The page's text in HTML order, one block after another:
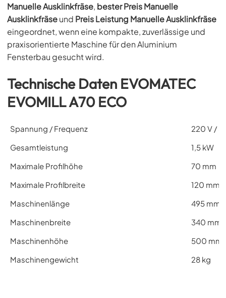
Manuelle Ausklinkfräse, bester Preis Manuelle
Ausklinkfräseund Preis Leistung Manuelle Ausklinkfräse
eingeordnet, wenn eine kompakte, zuverlässige und
praxisorientierte Maschine für den Aluminium
Fensterbau gesucht wird.
Technische Daten EVOMATEC
EVOMILL A70 ECO
Spannung / Frequenz
220 V /
Gesamtleistung
1,5 kW
Maximale Profilhöhe
70 mm
Maximale Profilbreite
120 mm
Maschinenlänge
495 mm
Maschinenbreite
340 mm
Maschinenhöhe
500 mm
Maschinengewicht
28 kg